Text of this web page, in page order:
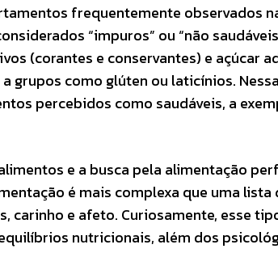
frequentemente observados
“impuros” ou “não
(corantes e conservantes) e açúcar
grupos como glúten ou laticínios.
percebidos como saudáveis, a
e a busca pela alimentação
é mais complexa que uma
carinho e afeto. Curiosamente, esse
nutricionais, além dos